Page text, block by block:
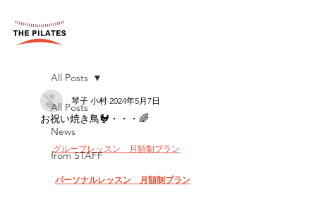
All Posts
News
from STAFF
All Posts
お祝い焼き鳥🐓・・・🌈
琴子 小村 2024年5月7日
グループレッスン　月額制プラン
パーソナルレッスン　月額制プラン